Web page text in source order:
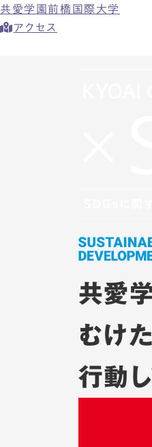
共愛学園前橋国際大学
アクセス
共愛
むけ
行動し